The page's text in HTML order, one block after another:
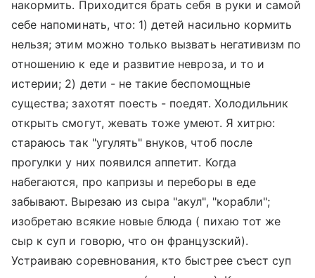
накормить. Приходится брать себя в руки и самой
себе напоминать, что: 1) детей насильно кормить
нельзя; этим можно только вызвать негативизм по
отношению к еде и развитие невроза, и то и
истерии; 2) дети - не такие беспомощные
существа; захотят поесть - поедят. Холодильник
открыть смогут, жевать тоже умеют. Я хитрю:
стараюсь так "угулять" внуков, чтоб после
прогулки у них появился аппетит. Когда
набегаются, про капризы и переборы в еде
забывают. Вырезаю из сыра "акул", "корабли";
изобретаю всякие новые блюда ( пихаю тот же
сыр к суп и говорю, что он французский).
Устраиваю соревнования, кто быстрее съест суп